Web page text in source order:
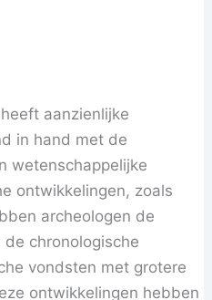
aanzienlijke
in hand met de
wetenschappelijke
ontwikkelingen, zoals
archeologen de
chronologische
vondsten met grotere
ontwikkelingen hebben